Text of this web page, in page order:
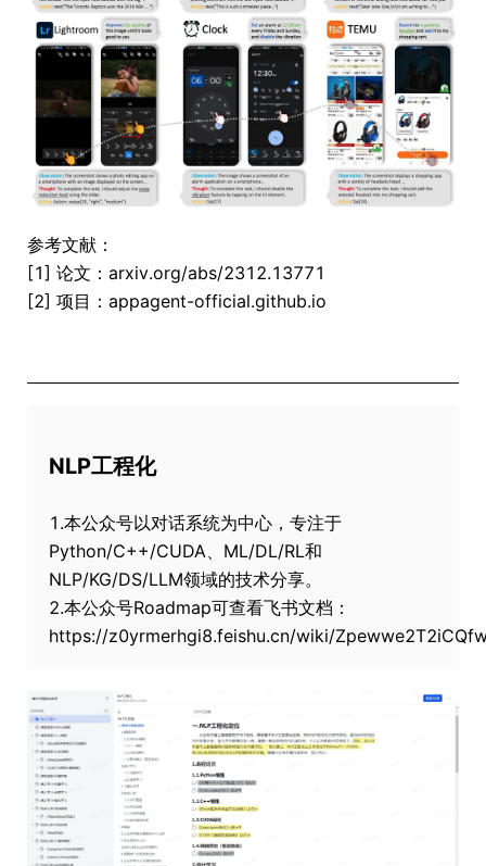
参考文献：
[1] 论文：arxiv.org/abs/2312.13771
[2] 项目：appagent-official.github.io
NLP工程化
1.本公众号以对话系统为中心，专注于
Python/C++/CUDA、ML/DL/RL和
NLP/KG/DS/LLM领域的技术分享。
2.本公众号Roadmap可查看飞书文档：
https://z0yrmerhgi8.feishu.cn/wiki/